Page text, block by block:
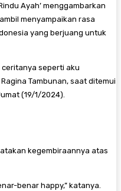
Ayah’ menggambarkan
menyampaikan rasa
yang berjuang untuk
seperti aku
Tambunan, saat ditemui
(19/1/2024).
kegembiraannya atas
benar happy,” katanya.